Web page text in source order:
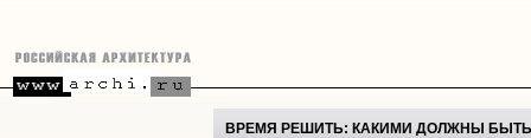
ВРЕМЯ РЕШИТЬ: КАКИМИ ДОЛЖНЫ